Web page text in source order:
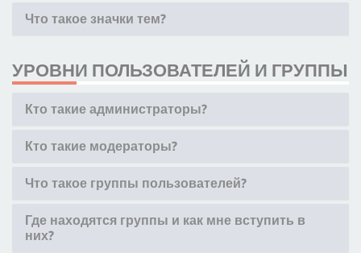
Что такое значки тем?
УРОВНИ ПОЛЬЗОВАТЕЛЕЙ И ГРУППЫ
Кто такие администраторы?
Кто такие модераторы?
Что такое группы пользователей?
Где находятся группы и как мне вступить в
них?